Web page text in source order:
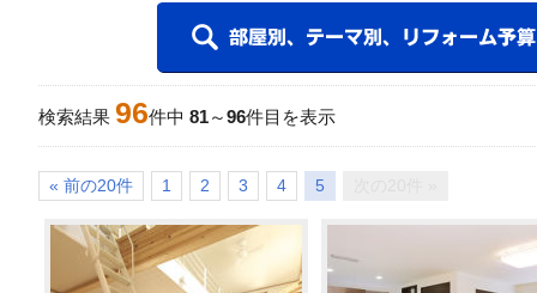
検索結果 96件中 81～96件目を表示
« 前の20件 1 2 3 4 5